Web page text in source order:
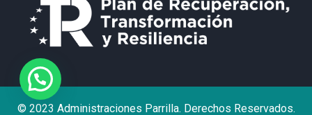
© 2023 Administraciones Parrilla. Derechos Reservados.